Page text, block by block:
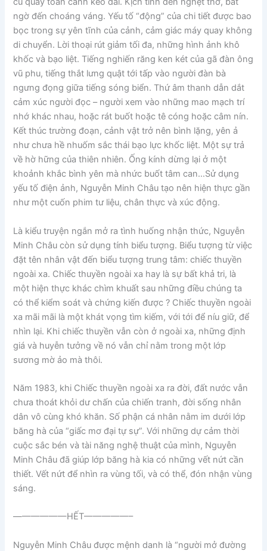
ngờ đến choáng váng. Yếu tố “động” của chi tiết được bao
bọc trong sự yên tĩnh của cảnh, cảm giác máy quay không
di chuyển. Lời thoại rút giảm tối đa, những hình ảnh khô
khốc và bạo liệt. Tiếng nghiến răng ken két của gã đàn ông
vũ phu, tiếng thắt lưng quật tới tấp vào người đàn bà
ngưng đọng giữa tiếng sóng biển. Thứ âm thanh dẫn dắt
cảm xúc người đọc – người xem vào những mao mạch trí
nhớ khác nhau, hoặc rát buốt hoặc tê cóng hoặc câm nín.
Kết thúc trường đoạn, cảnh vật trở nên bình lặng, yên ả
như chưa hề nhuốm sắc thái bạo lực khốc liệt. Một sự trả
về hờ hững của thiên nhiên. Ống kính dừng lại ở một
khoảnh khắc bình yên mà nhức buốt tâm can…Sử dụng
yếu tố điện ảnh, Nguyễn Minh Châu tạo nên hiện thực gần
như một cuốn phim tư liệu, chân thực và xúc động.
Là kiểu truyện ngắn mở ra tình huống nhận thức, Nguyễn
Minh Châu còn sử dụng tính biểu tượng. Biểu tượng từ việc
đặt tên nhân vật đến biểu tượng trung tâm: chiếc thuyền
ngoài xa. Chiếc thuyền ngoài xa hay là sự bất khả tri, là
một hiện thực khác chìm khuất sau những điều chúng ta
có thể kiểm soát và chứng kiến được ? Chiếc thuyền ngoài
xa mãi mãi là một khát vọng tìm kiếm, với tới để níu giữ, để
nhìn lại. Khi chiếc thuyền vẫn còn ở ngoài xa, những định
giá và huyễn tưởng về nó vẫn chỉ nằm trong một lớp
sương mờ ảo mà thôi.
Năm 1983, khi Chiếc thuyền ngoài xa ra đời, đất nước vẫn
chưa thoát khỏi dư chấn của chiến tranh, đời sống nhân
dân vô cùng khó khăn. Số phận cá nhân nằm im dưới lớp
băng hà của “giấc mơ đại tự sự”. Với những dự cảm thời
cuộc sắc bén và tài năng nghệ thuật của mình, Nguyễn
Minh Châu đã giúp lớp băng hà kia có những vết nứt cần
thiết. Vết nứt để nhìn ra vùng tối, và có thể, đón nhận vùng
sáng.
——————HẾT—————–
Nguyễn Minh Châu được mệnh danh là “người mở đường